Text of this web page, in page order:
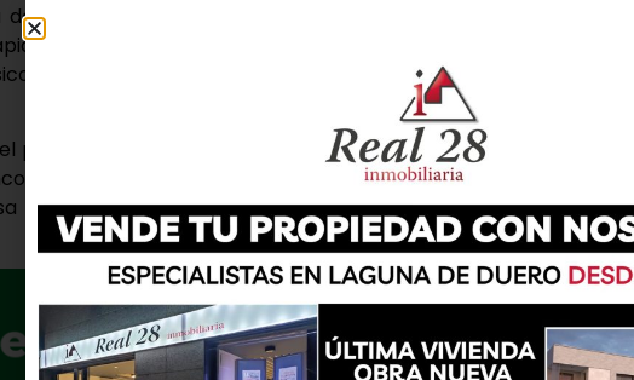
Duero, desde la Concejalía de Cultura, ha convocado el
‘Pinta mi pueblo’ y el XXXIX Certamen Infantil de Dibujo y
en las semanas previas a la celebración de las fiestas
próximo domingo 1 de septiembre, y lasbasespara poder
en la página web del Consistorio, y las inscripciones
de las Artes de 8:30 a 10:00 horas y de 9:30 a 11:00 horas,